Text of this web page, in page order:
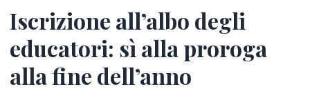
Iscrizione all’albo degli
educatori: sì alla proroga
alla fine dell’anno